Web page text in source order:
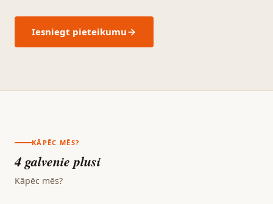
Iesniegt pieteikumu
KĀPĒC MĒS?
4 galvenie plusi
Kāpēc mēs?